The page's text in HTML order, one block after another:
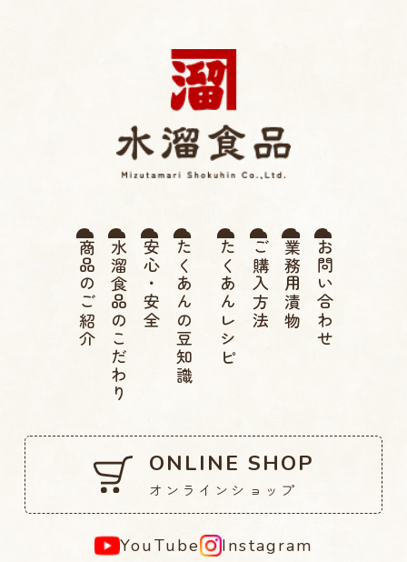
薩摩たくあん 水溜食品 |
伝統 寒干したくあん、高
菜漬け、つぼ漬け
商品のご紹介水溜食品のこだわり安心・安全たくあんの豆知識 たくあんレシピご購入方法業務用漬物お問い合わせ
ONLINE SHOP
オンラインショップ
YouTube Instagram